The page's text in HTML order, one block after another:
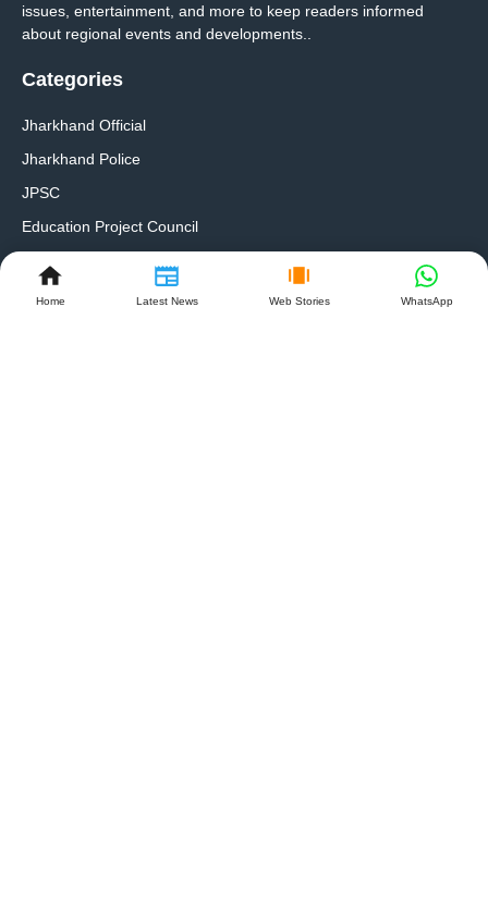
Home Latest News Web Stories WhatsApp
issues, entertainment, and more to keep readers informed
about regional events and developments..
Categories
Jharkhand Official
Jharkhand Police
JPSC
Education Project Council
Quakes Links